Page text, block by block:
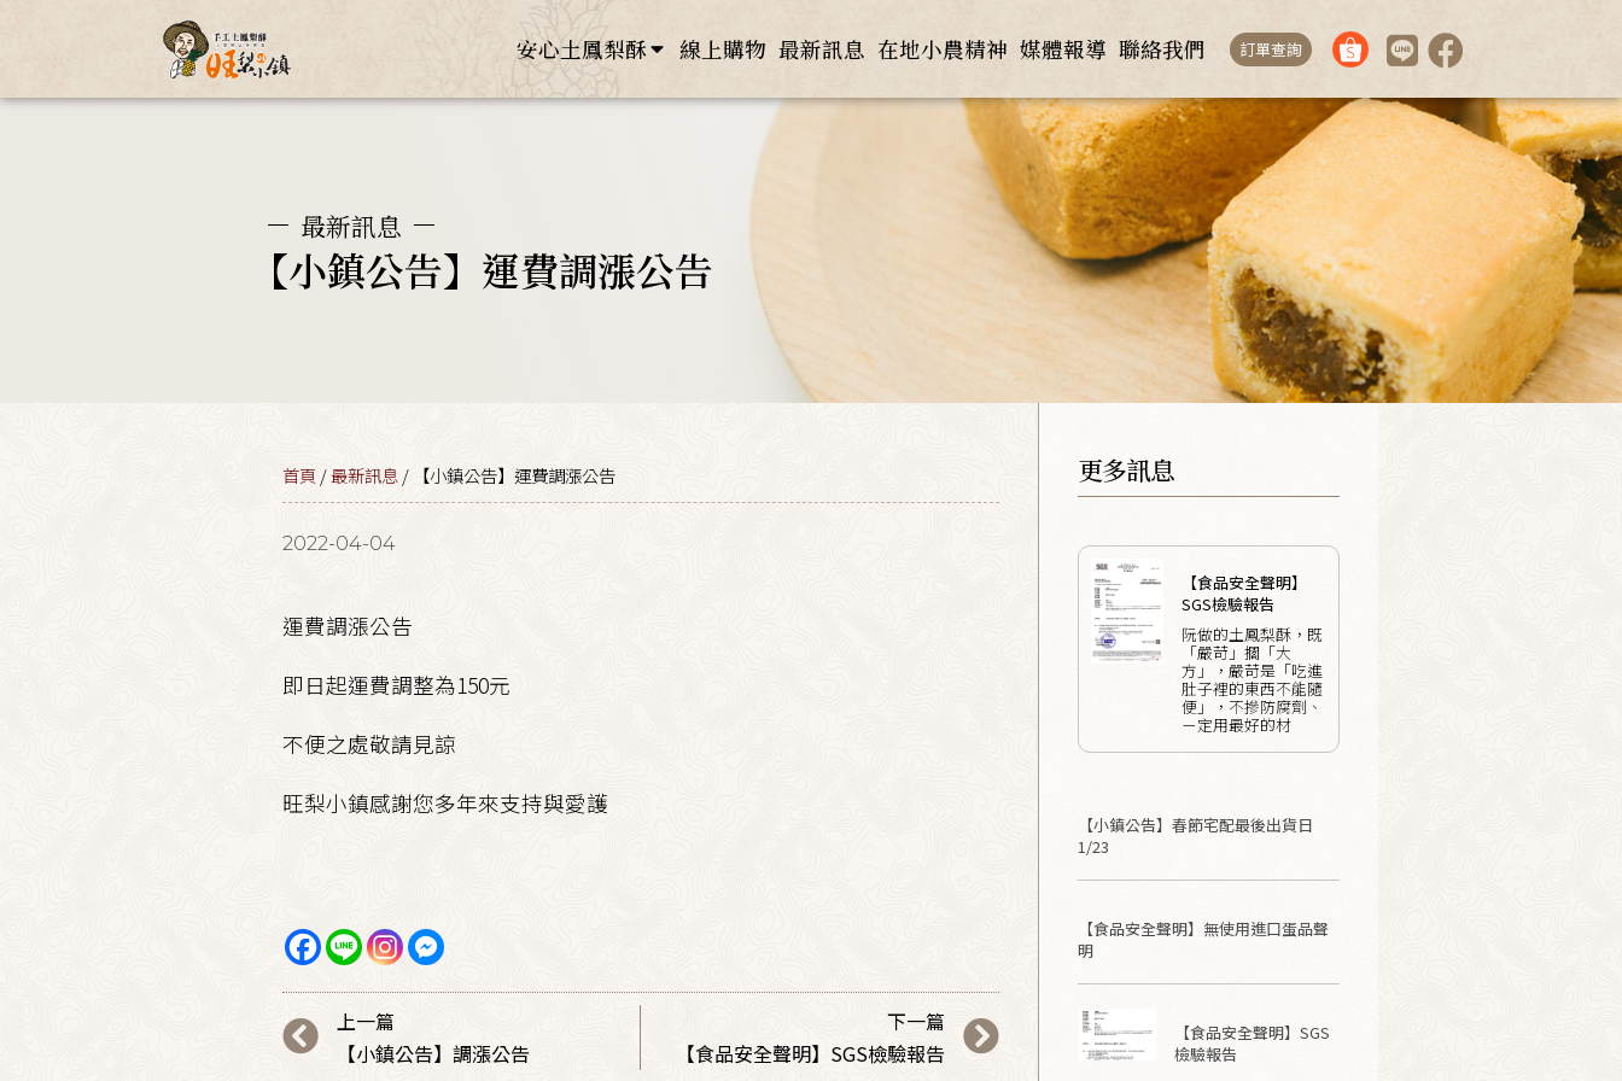
安心土鳳梨酥 線上購物 最新訊息 在地小農精神 媒體報導 聯絡我們 訂單查詢
最新訊息
【小鎮公告】運費調漲公告
首頁 /最新訊息 / 【小鎮公告】運費調漲公告
2022-04-04
運費調漲公告
即日起運費調整為150元
不便之處敬請見諒
旺梨小鎮感謝您多年來支持與愛護
上一篇
【小鎮公告】調漲公告
下一篇
【食品安全聲明】SGS檢驗報告
更多訊息
【食品安全聲明】
SGS檢驗報告
阮做的土鳳梨酥，既
「嚴苛」擱「大
方」，嚴苛是「吃進
肚子裡的東西不能隨
便」，不摻防腐劑、
ㄧ定用最好的材
【小鎮公告】春節宅配最後出貨日
1/23
【食品安全聲明】無使用進口蛋品聲
明
【食品安全聲明】SGS
檢驗報告